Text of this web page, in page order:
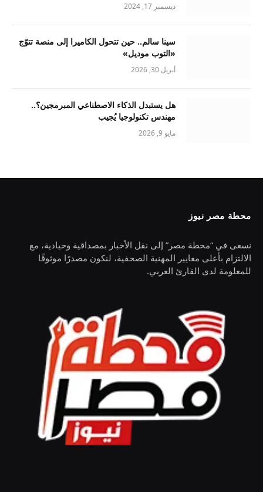
ديسمبر 17, 2024
سينا سالم.. حين تتحول الكاميرا إلى منصة تتوّج
«التوب موديل»
أبريل 30, 2026
هل يستبدل الذكاء الاصطناعي المبرمجين؟..
مهندس تكنولوجيا يُجيب
مايو 9, 2026
محطة مصر نيوز
نسعى في “محطة مصر” إلى نقل الأخبار بمصداقية وحيادية، مع
الالتزام بأعلى معايير المهنية الصحفية، لنكون مصدرًا موثوقًا
للمعلومة لدى القارئ العربي.